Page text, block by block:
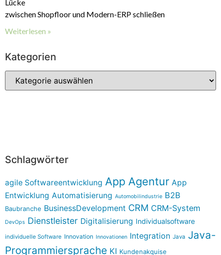
Lücke
zwischen Shopfloor und Modern-ERP schließen
Weiterlesen »
Kategorien
Schlagwörter
agile Softwareentwicklung App Agentur App
Entwicklung Automatisierung Automobilindustrie B2B
Baubranche BusinessDevelopment CRM CRM-System
DevOps Dienstleister Digitalisierung Individualsoftware
individuelle Software Innovation Innovationen Integration Java Java-
Programmiersprache KI Kundenakquise